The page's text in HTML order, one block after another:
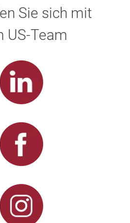
Sie sich mit
US-Team